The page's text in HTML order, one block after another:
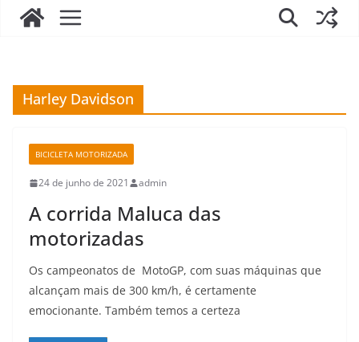
Quando Fazer e Quais Itens Verificar?
Harley Davidson
BICICLETA MOTORIZADA
24 de junho de 2021 admin
A corrida Maluca das
motorizadas
Os campeonatos de MotoGP, com suas máquinas que
alcançam mais de 300 km/h, é certamente
emocionante. Também temos a certeza